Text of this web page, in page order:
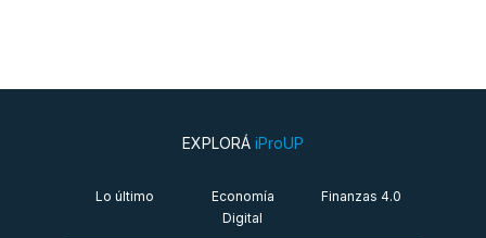
EXPLORÁ iProUP
Lo último
Economía
Digital
Finanzas 4.0